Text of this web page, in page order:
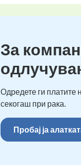
За
Одредете ги платите
секогаш при рака.
Пробај ја